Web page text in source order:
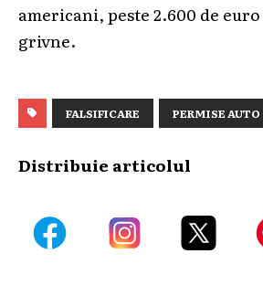
americani, peste 2.600 de euro
grivne.
FALSIFICARE PERMISE AUTO
Distribuie articolul